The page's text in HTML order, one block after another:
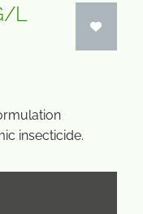
L
insecticide.